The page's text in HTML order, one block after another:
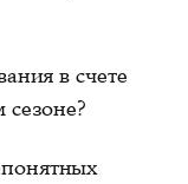
в счете